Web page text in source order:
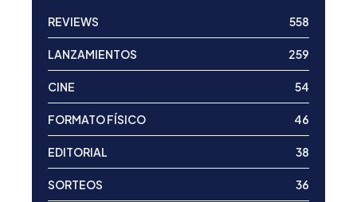
REVIEWS 558
LANZAMIENTOS 259
CINE 54
FORMATO FÍSICO 46
EDITORIAL 38
SORTEOS 36